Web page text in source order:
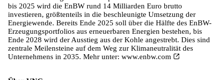
bis 2025 wird die EnBW rund 14 Milliarden Euro brutto
investieren, größtenteils in die beschleunigte Umsetzung der
Energiewende. Bereits Ende 2025 soll über die Hälfte des EnBW-
Erzeugungsportfolios aus erneuerbaren Energien bestehen, bis
Ende 2028 wird der Ausstieg aus der Kohle angestrebt. Dies sind
zentrale Meilensteine auf dem Weg zur Klimaneutralität des
Unternehmens in 2035. Mehr unter: www.enbw.com